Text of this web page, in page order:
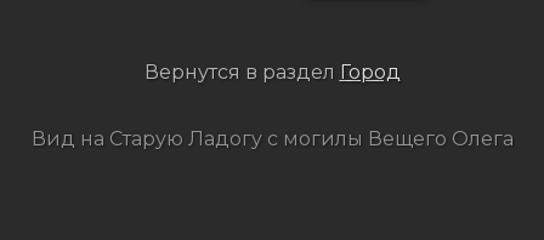
Вернутся в раздел Город
Вид на Старую Ладогу с могилы Вещего Олега